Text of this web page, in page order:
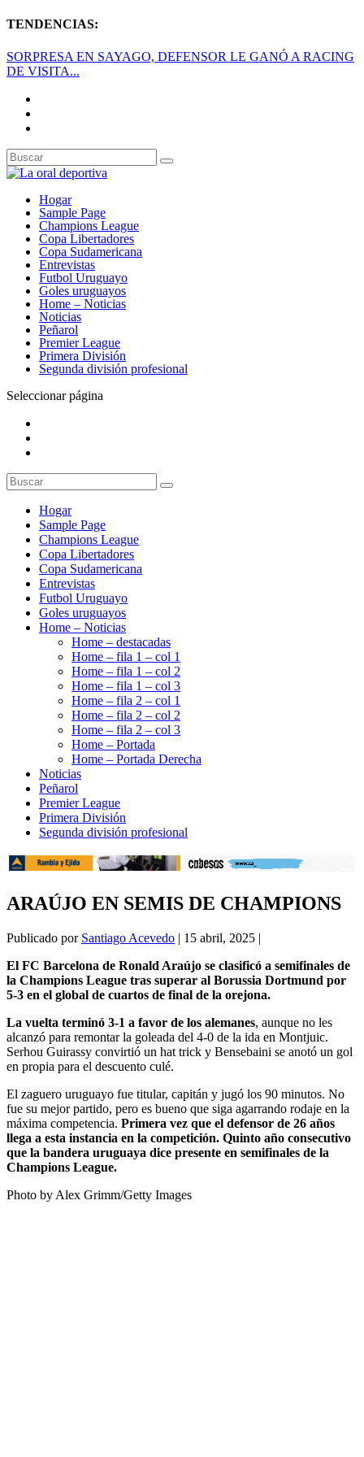
TENDENCIAS:
SORPRESA EN SAYAGO, DEFENSOR LE GANÓ A RACING
DE VISITA...
Hogar
Sample Page
Champions League
Copa Libertadores
Copa Sudamericana
Entrevistas
Futbol Uruguayo
Goles uruguayos
Home – Noticias
Noticias
Peñarol
Premier League
Primera División
Segunda división profesional
Seleccionar página
Hogar
Sample Page
Champions League
Copa Libertadores
Copa Sudamericana
Entrevistas
Futbol Uruguayo
Goles uruguayos
Home – Noticias
Home – destacadas
Home – fila 1 – col 1
Home – fila 1 – col 2
Home – fila 1 – col 3
Home – fila 2 – col 1
Home – fila 2 – col 2
Home – fila 2 – col 3
Home – Portada
Home – Portada Derecha
Noticias
Peñarol
Premier League
Primera División
Segunda división profesional
ARAÚJO EN SEMIS DE CHAMPIONS
Publicado por Santiago Acevedo | 15 abril, 2025 |
El FC Barcelona de Ronald Araújo se clasificó a semifinales de
la Champions League tras superar al Borussia Dortmund por
5-3 en el global de cuartos de final de la orejona.
La vuelta terminó 3-1 a favor de los alemanes, aunque no les
alcanzó para remontar la goleada del 4-0 de la ida en Montjuic.
Serhou Guirassy convirtió un hat trick y Bensebaini se anotó un gol
en propia para el descuento culé.
El zaguero uruguayo fue titular, capitán y jugó los 90 minutos. No
fue su mejor partido, pero es bueno que siga agarrando rodaje en la
máxima competencia. Primera vez que el defensor de 26 años
llega a esta instancia en la competición. Quinto año consecutivo
que la bandera uruguaya dice presente en semifinales de la
Champions League.
Photo by Alex Grimm/Getty Images